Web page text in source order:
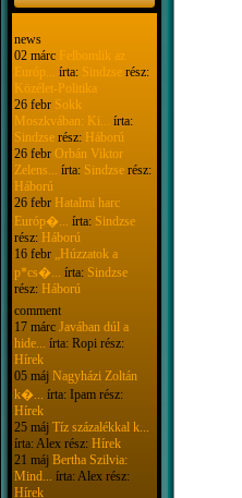
news
02 márc
Felbomlik az
Európ...
írta: Sindzse rész:
Közélet-Politika
26 febr Sokk
Moszkvában: Ki...
írta:
Sindzse rész: Háború
26 febr Orbán Viktor
Zelens...
írta: Sindzse rész:
Háború
26 febr Hatalmi harc
Európ�...
írta: Sindzse
rész: Háború
16 febr
„Húzzatok a
p*cs�...
írta: Sindzse
rész: Háború
comment
17 márc Javában dúl a
hide...
írta: Ropi rész:
Hírek
05 máj Nagyházi Zoltán
k�...
írta: Ipam rész:
Hírek
25 máj Tíz százalékkal k...
írta: Alex rész: Hírek
21 máj Bertha Szilvia:
Mind...
írta: Alex rész:
Hírek